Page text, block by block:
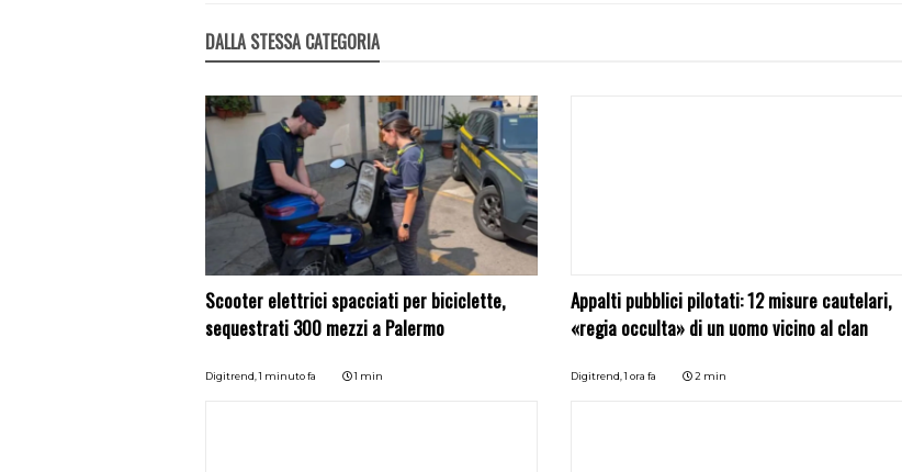
DALLA STESSA CATEGORIA
Scooter elettrici spacciati per biciclette,
sequestrati 300 mezzi a Palermo
Digitrend,1 minuto fa 1 min
Appalti pubblici pilotati: 12 misure cautelari,
«regia occulta» di un uomo vicino al clan
Digitrend,1 ora fa 2 min